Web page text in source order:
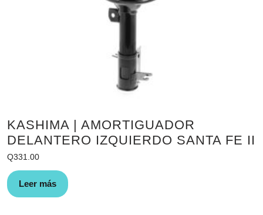
KASHIMA | AMORTIGUADOR
DELANTERO IZQUIERDO SANTA FE II
Q331.00
Leer más